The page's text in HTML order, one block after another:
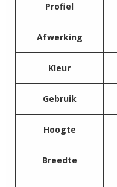
Profiel
Afwerking
Kleur
Gebruik
Hoogte
Breedte